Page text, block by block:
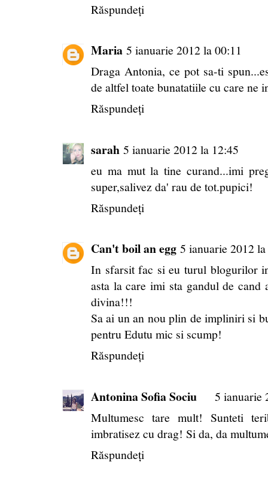
Răspundeți
Maria 5 ianuarie 2012 la 00:11
Draga Antonia, ce pot sa-ti
de altfel toate bunatatiile cu care ne
Răspundeți
sarah 5 ianuarie 2012 la 12:45
eu ma mut la tine curand...imi
super,salivez da' rau de tot.pupici!
Răspundeți
Can't boil an egg 5 ianuarie 2012
In sfarsit fac si eu turul blogurilor
asta la care imi sta gandul de
divina!!!
Sa ai un an nou plin de impliniri si
pentru Edutu mic si scump!
Răspundeți
Antonina Sofia Sociu
5 ianuarie
Multumesc tare mult! Sunteti
imbratisez cu drag! Si da, da
Răspundeți